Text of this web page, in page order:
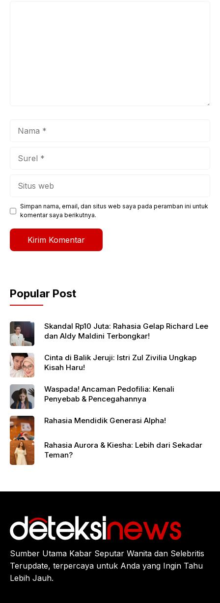
Simpan nama, email, dan situs web saya pada peramban ini untuk
komentar saya berikutnya.
Popular Post
Skandal Rp10 Juta: Rahasia Gelap Richard Lee
dan Aldy Maldini Terbongkar!
Cinta di Balik Jeruji: Istri Zul Zivilia Ungkap
Kisah Haru!
Waspada! Ancaman Pedofilia: Kenali
Penyebab & Pencegahannya
Rahasia Mendidik Generasi Alpha!
Rahasia Aurora & Kiesha: Lebih dari Sekadar
Teman?
Sumber Utama Kabar Seputar Wanita dan Selebritis
Terupdate, terpercaya untuk Anda yang Ingin Tahu
Lebih Jauh.